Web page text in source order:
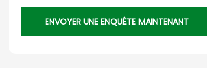
ENVOYER UNE ENQUÊTE MAINTENANT